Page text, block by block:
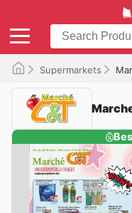
Supermarkets